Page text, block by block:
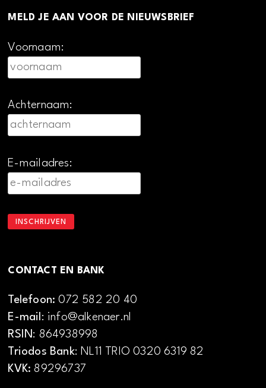
MELD JE AAN VOOR DE NIEUWSBRIEF
Voornaam:
Achternaam:
E-mailadres:
CONTACT EN BANK
Telefoon:072 582 20 40
E-mail: info@alkenaer.nl
RSIN: 864938998
Triodos Bank: NL11 TRIO 0320 6319 82
KVK: 89296737